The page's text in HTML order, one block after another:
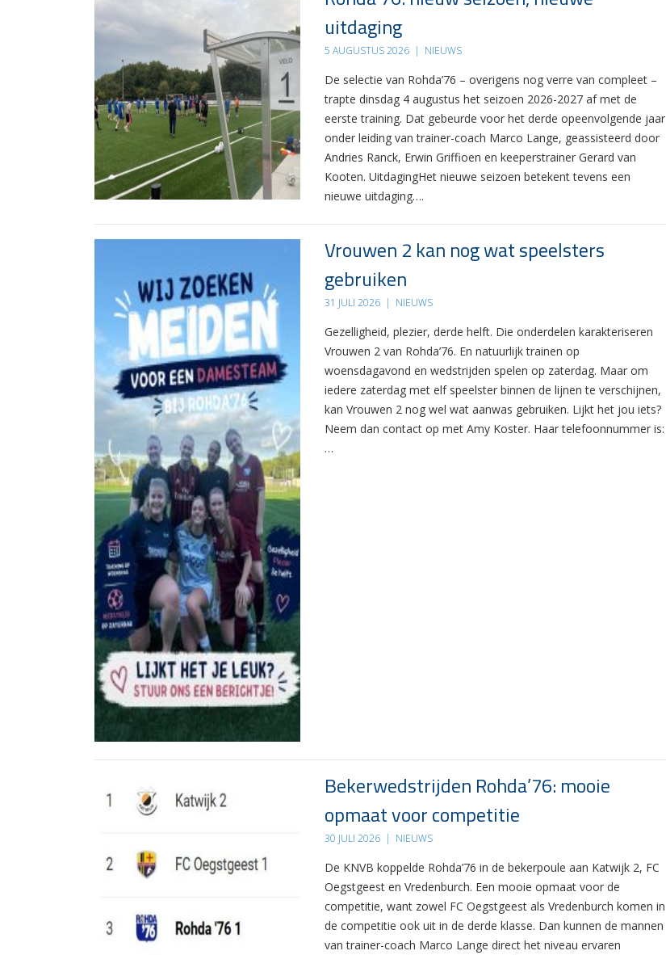
uitdaging
5 AUGUSTUS 2026 | NIEUWS
De selectie van Rohda’76 – overigens nog verre van compleet –
trapte dinsdag 4 augustus het seizoen 2026-2027 af met de
eerste training. Dat gebeurde voor het derde opeenvolgende jaar
onder leiding van trainer-coach Marco Lange, geassisteerd door
Andries Ranck, Erwin Griffioen en keeperstrainer Gerard van
Kooten. UitdagingHet nieuwe seizoen betekent tevens een
nieuwe uitdaging….
Vrouwen 2 kan nog wat speelsters
gebruiken
31 JULI 2026 | NIEUWS
Gezelligheid, plezier, derde helft. Die onderdelen karakteriseren
Vrouwen 2 van Rohda’76. En natuurlijk trainen op
woensdagavond en wedstrijden spelen op zaterdag. Maar om
iedere zaterdag met elf speelster binnen de lijnen te verschijnen,
kan Vrouwen 2 nog wel wat aanwas gebruiken. Lijkt het jou iets?
Neem dan contact op met Amy Koster. Haar telefoonnummer is:
…
Bekerwedstrijden Rohda’76: mooie
opmaat voor competitie
30 JULI 2026 | NIEUWS
De KNVB koppelde Rohda’76 in de bekerpoule aan Katwijk 2, FC
Oegstgeest en Vredenburch. Een mooie opmaat voor de
competitie, want zowel FC Oegstgeest als Vredenburch komen in
de competitie ook uit in de derde klasse. Dan kunnen de mannen
van trainer-coach Marco Lange direct het niveau ervaren